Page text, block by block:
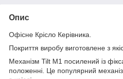
Опис
Офісне Крісло Керівника.
Покриття виробу виготовлене з
Механізм Tilt М1 посилений із
положенні. Це популярний